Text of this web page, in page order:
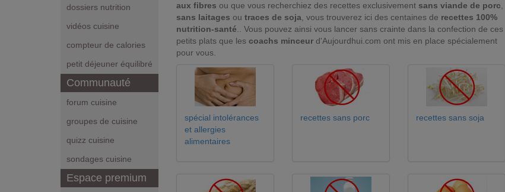
dossiers nutrition
vidéos cuisine
compteur de calories
petit déjeuner équilibré
Communauté
forum cuisine
groupes de cuisine
quizz cuisine
sondages cuisine
Espace premium
aux fibres ou que vous recherchiez des recettes exclusivement sans viande de porc
sans laitages ou traces de soja , vous trouverez ici des centaines de recettes 100%
nutrition-santé .. Vous pouvez ainsi vous lancer sans crainte dans la confection de ces
petits plats que les coachs minceur d'Aujourdhui.com ont mis en place spécialement
pour vous.
spécial intolérances
et allergies
alimentaires
recettes sans porc recettes sans soja